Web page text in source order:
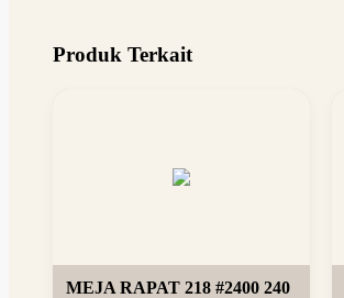
Produk Terkait
MEJA RAPAT 218 #2400 240